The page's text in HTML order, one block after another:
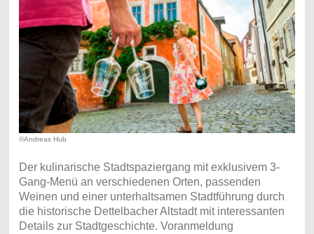
©Andreas Hub
Der kulinarische Stadtspaziergang mit exklusivem 3-
Gang-Menü an verschiedenen Orten, passenden
Weinen und einer unterhaltsamen Stadtführung durch
die historische Dettelbacher Altstadt mit interessanten
Details zur Stadtgeschichte. Voranmeldung